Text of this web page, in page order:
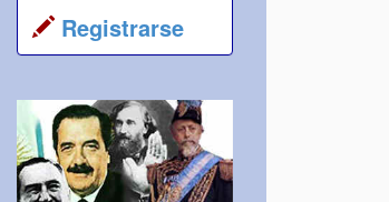
Registrarse